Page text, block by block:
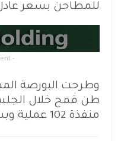
للمطاحن بسعر
-
طن قمح خلال
منفذة 102 عملية وبسعر 13 الف جنيه للطن.